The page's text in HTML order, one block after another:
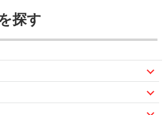
探す